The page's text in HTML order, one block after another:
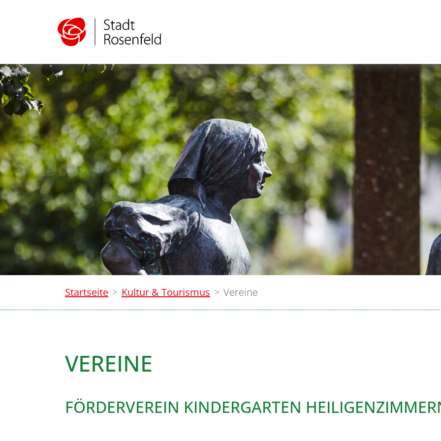
Startseite Kultur & Tourismus Vereine
VEREINE
FÖRDERVEREIN KINDERGARTEN